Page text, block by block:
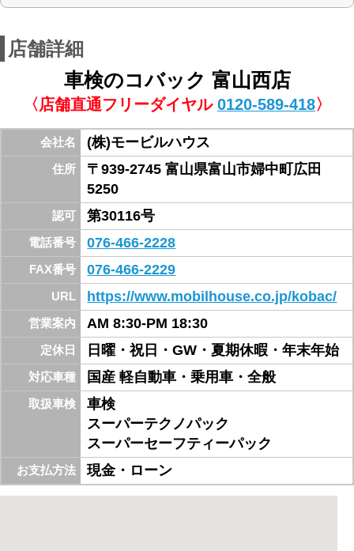
富山ICより南へ5分スーパー農道を西へ6分地角